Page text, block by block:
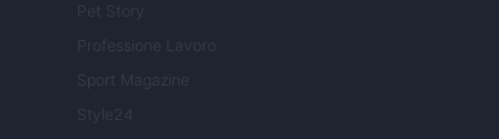
Pet Story
Professione Lavoro
Sport Magazine
Style24